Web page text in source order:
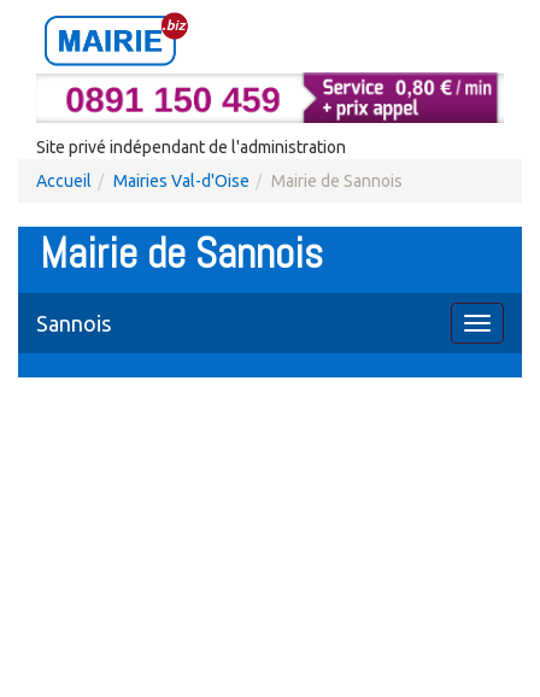
Site privé indépendant de l'administration
Accueil
Mairies Val-d'Oise Mairie de Sannois
Mairie de Sannois
Toggle
Sannois